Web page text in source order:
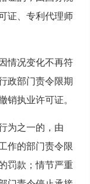
证、专利代理师
情况变化不再符
政部门责令限期
销执业许可证。
之一的，由
作的部门责令限
罚款；情节严重